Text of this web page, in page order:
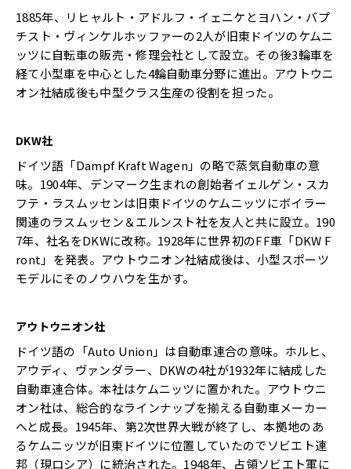
1885年、リヒャルト・アドルフ・イェニケとヨハン・バプ
チスト・ヴィンケルホッファーの2人が旧東ドイツのケムニ
ッツに自転車の販売・修理会社として設立。その後3輪車を
経て小型車を中心とした4輪自動車分野に進出。アウトウニ
オン社結成後も中型クラス生産の役割を担った。
DKW社
ドイツ語「Dampf Kraft Wagen」の略で蒸気自動車の意
味。1904年、デンマーク生まれの創始者イェルゲン・スカ
フテ・ラスムッセンは旧東ドイツのケムニッツにボイラー
関連のラスムッセン＆エルンスト社を友人と共に設立。190
7年、社名をDKWに改称。1928年に世界初のFF車「DKW F
ront」を発表。アウトウニオン社結成後は、小型スポーツ
モデルにそのノウハウを生かす。
アウトウニオン社
ドイツ語の「Auto Union」は自動車連合の意味。ホルヒ、
アウディ、ヴァンダラー、DKWの4社が1932年に結成した
自動車連合体。本社はケムニッツに置かれた。アウトウニ
オン社は、総合的なラインナップを揃える自動車メーカー
へと成長。1945年、第2次世界大戦が終了し、本拠地のあ
るケムニッツが旧東ドイツに位置していたのでソビエト連
邦（現ロシア）に統治された。1948年、占領ソビエト軍に